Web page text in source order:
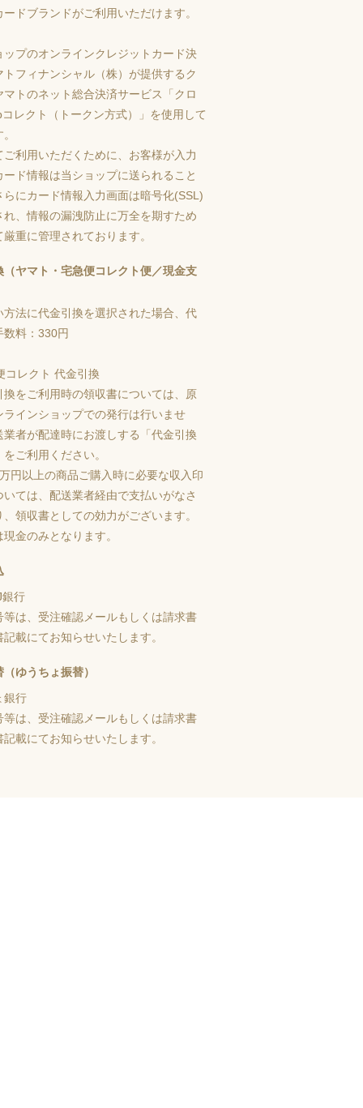
ードブランドがご利用いただけます。
プのオンラインクレジットカード決
トフィナンシャル（株）が提供するク
マトのネット総合決済サービス「クロ
レクト（トークン方式）」を使用して
ご利用いただくために、お客様が入力
ード情報は当ショップに送られること
らにカード情報入力画面は暗号化(SSL)
れ、情報の漏洩防止に万全を期すため
厳重に管理されております。
（ヤマト・宅急便コレクト便／現金支
方法に代金引換を選択された場合、代
数料：330円
をご利用時の領収書については、原
ラインショップでの発行は行いませ
業者が配達時にお渡しする「代金引換
ご利用ください。
円以上の商品ご購入時に必要な収入印
いては、配送業者経由で支払いがなさ
、領収書としての効力がございます。
金のみとなります。
銀行
等は、受注確認メールもしくは請求書
記載にてお知らせいたします。
ゆうちょ振替）
銀行
等は、受注確認メールもしくは請求書
記載にてお知らせいたします。